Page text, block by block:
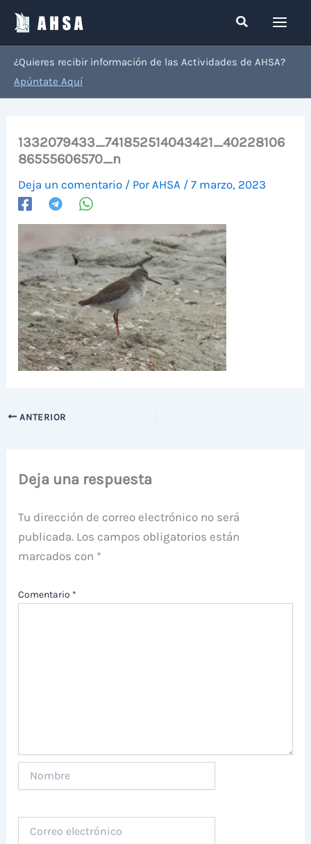
contenido
Buscar
¿Quieres recibir información de las Actividades de AHSA?
Apúntate Aquí
1332079433_741852514043421_40228106
86555606570_n
Deja un comentario / Por AHSA /7 marzo, 2023
ANTERIOR
Deja una respuesta
Tu dirección de correo electrónico no será
publicada. Los campos obligatorios están
marcados con *
Comentario *
electrónico